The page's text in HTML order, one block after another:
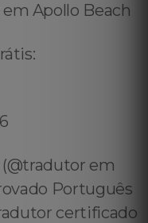
Apollo Beach
em
Português
certificado